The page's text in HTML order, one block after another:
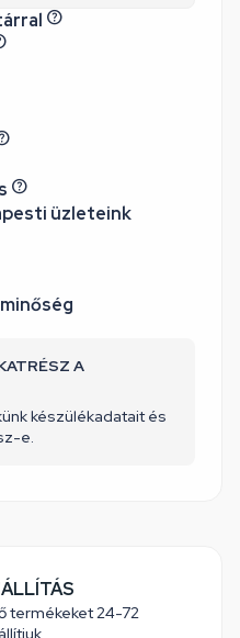
üzleteink
A
készülékadatait és
e.
termékeket 24-72